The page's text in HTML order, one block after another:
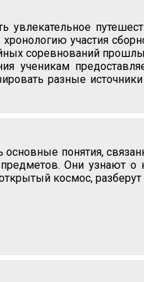
увлекательное
хронологию участия
соревнований
ученикам
разные
понятия,
Они узнают о
космос, разберут